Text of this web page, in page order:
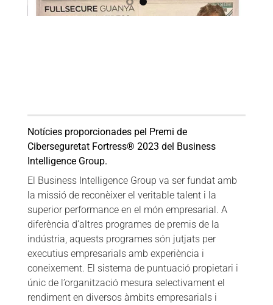
Notícies proporcionades pel Premi de
Ciberseguretat Fortress® 2023 del Business
Intelligence Group.
El Business Intelligence Group va ser fundat amb
la missió de reconèixer el veritable talent i la
superior performance en el món empresarial. A
diferència d’altres programes de premis de la
indústria, aquests programes són jutjats per
executius empresarials amb experiència i
coneixement. El sistema de puntuació propietari i
únic de l’organització mesura selectivament el
rendiment en diversos àmbits empresarials i